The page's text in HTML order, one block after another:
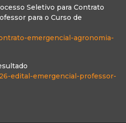
Seletivo para Contrato
para o Curso de
emergencial-agronomia-
edital-emergencial-professor-